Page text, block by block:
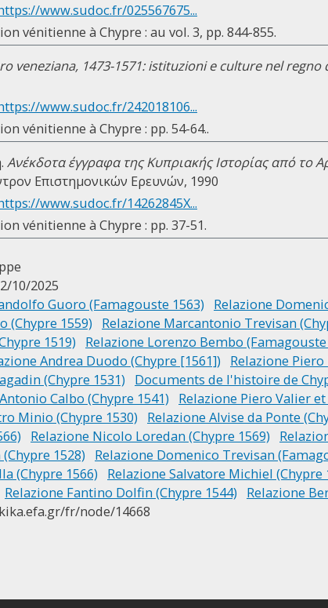
www.sudoc.fr/025567675...
vénitienne à Chypre : au vol. 3, pp. 844-855.
veneziana, 1473-1571: istituzioni e culture nel regno
www.sudoc.fr/242018106...
vénitienne à Chypre : pp. 54-64..
Ανέκδοτα έγγραφα της Κυπριακής Ιστορίας από το
Επιστημονικών Ερευνών, 1990
www.sudoc.fr/14262845X...
vénitienne à Chypre : pp. 37-51.
10/2025
Guoro (Famagouste 1563)
Relazione
(Chypre 1559)
Relazione Marcantonio Trevisan
1519)
Relazione Lorenzo Bembo (Famagouste
Andrea Duodo (Chypre [1561])
Relazione
(Chypre 1531)
Documents de l'histoire de
Calbo (Chypre 1541)
Relazione Piero Valier
Minio (Chypre 1530) Relazione Alvise da Ponte
Relazione Nicolo Loredan (Chypre 1569)
1528)
Relazione Domenico Trevisan
(Chypre 1566)
Relazione Salvatore Michiel (Chypre
Relazione Fantino Dolfin (Chypre 1544)
Relazione
fr/node/14668